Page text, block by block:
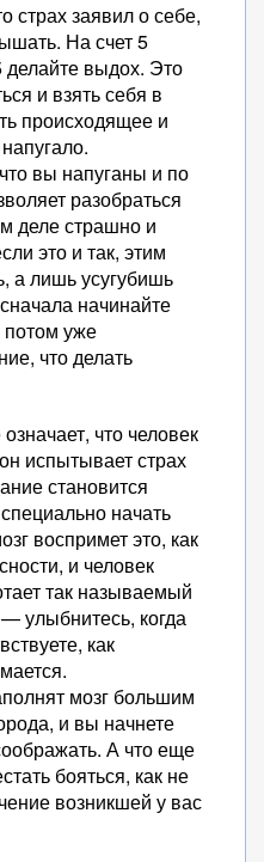
страх заявил о себе,
На счет 5
делайте выдох. Это
и взять себя в
происходящее и
вы напуганы и по
разобраться
деле страшно и
это и так, этим
а лишь усугубишь
начинайте
потом уже
что делать
что человек
испытывает страх
становится
начать
воспримет это, как
и человек
так называемый
улыбнитесь, когда
как
мозг большим
и вы начнете
А что еще
бояться, как не
возникшей у вас